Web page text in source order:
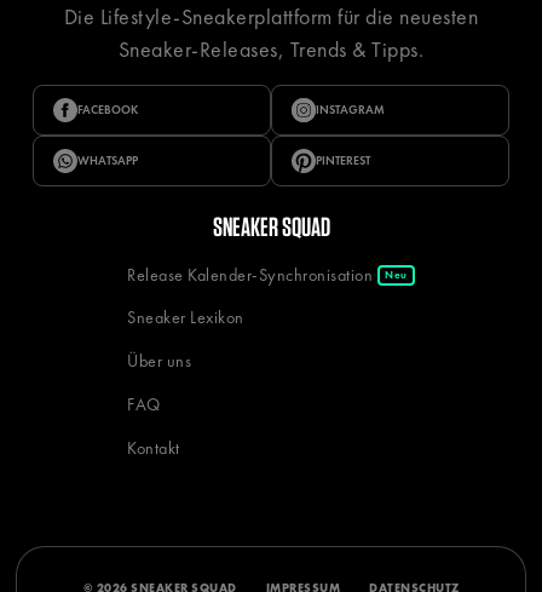
Die Lifestyle-Sneakerplattform für die neuesten
Sneaker-Releases, Trends & Tipps.
FACEBOOK INSTAGRAM
WHATSAPP PINTEREST
SNEAKER SQUAD
Release Kalender-Synchronisation Neu
Sneaker Lexikon
Über uns
FAQ
Kontakt
© 2026 SNEAKER SQUAD IMPRESSUM DATENSCHUTZ